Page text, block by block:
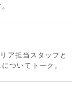
ア担当スタッフと
ついてトーク。